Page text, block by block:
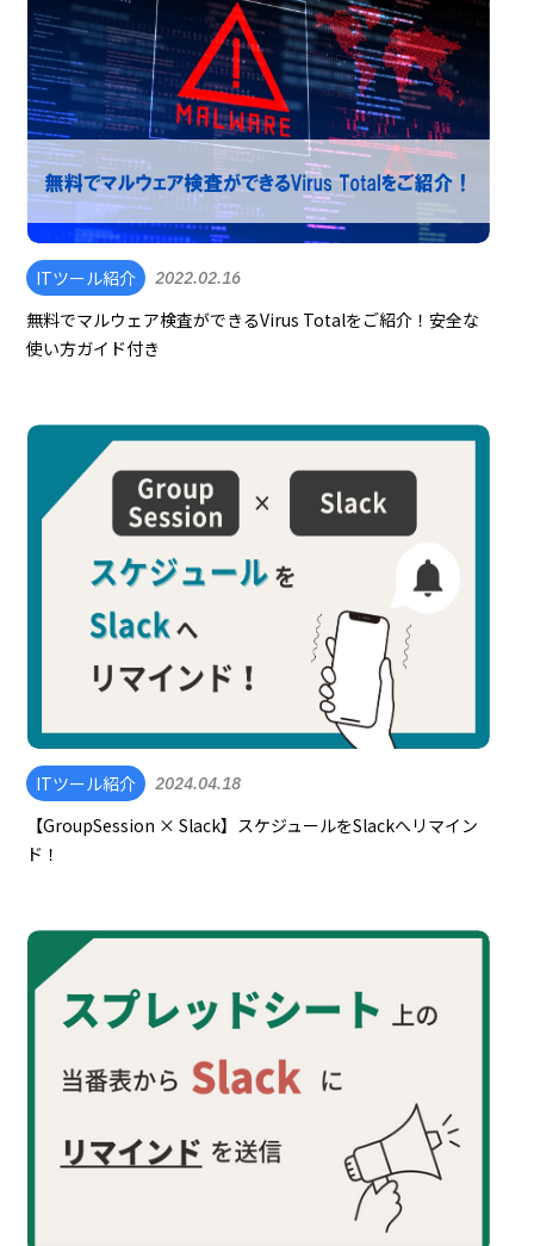
ITツール紹介 2022.02.16
無料でマルウェア検査ができるVirus Totalをご紹介！安全な
使い方ガイド付き
ITツール紹介 2024.04.18
【GroupSession × Slack】スケジュールをSlackへリマイン
ド！